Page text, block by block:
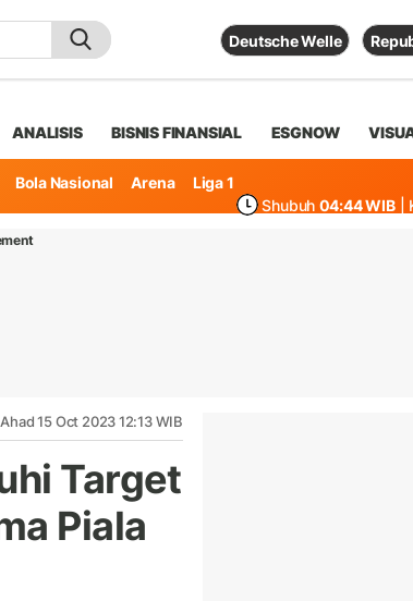
Deutsche Welle
ANALISIS BISNIS FINANSIAL ESGNOW
Bola Nasional Arena
Liga 1
Shubuh 04:44 WIB
Ahad 15 Oct 2023 12:13 WIB
Target
Piala